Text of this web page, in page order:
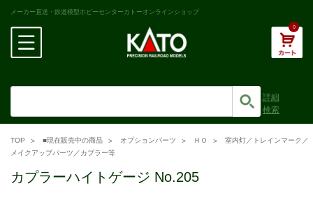
メーカー直送・鉄道模型ホビーセンターカトーオンラインショップ
0
詳細
検索
TOP ■現在販売中の商品 オプションパーツ ＨＯ
室内灯／トレインマーク／
メイクアップパーツ／カプラー等
カプラーハイトゲージ No.205